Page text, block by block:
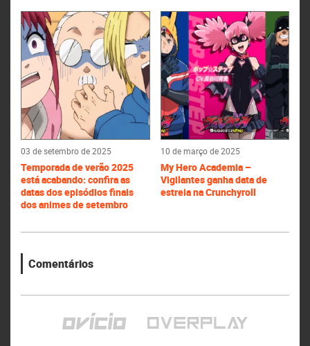
03 de setembro de 2025
Temporada de verão 2025
está acabando: confira as
datas dos episódios finais
dos animes de setembro
10 de março de 2025
My Hero Academia –
Vigilantes ganha data de
estreia na Crunchyroll
Comentários